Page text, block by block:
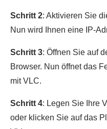
Schritt 2: Aktivieren Sie
Nun wird Ihnen eine IP-
Schritt 3: Öffnen Sie auf
Browser. Nun öffnet das
mit VLC.
Schritt 4: Legen Sie Ihre
oder klicken Sie auf das